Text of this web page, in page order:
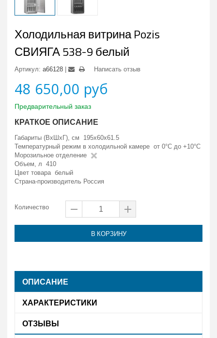
Холодильная витрина Pozis
СВИЯГА 538-9 белый
Артикул: a66128 Написать отзыв
48 650,00 руб
Предварительный заказ
КРАТКОЕ ОПИСАНИЕ
Габариты (ВxШxГ), см 195x60x61.5
Температурный режим в холодильной камере от 0°C до +10°C
Морозильное отделение
Объем, л 410
Цвет товара белый
Страна-производитель Россия
Количество
В КОРЗИНУ
ОПИСАНИЕ
ХАРАКТЕРИСТИКИ
ОТЗЫВЫ